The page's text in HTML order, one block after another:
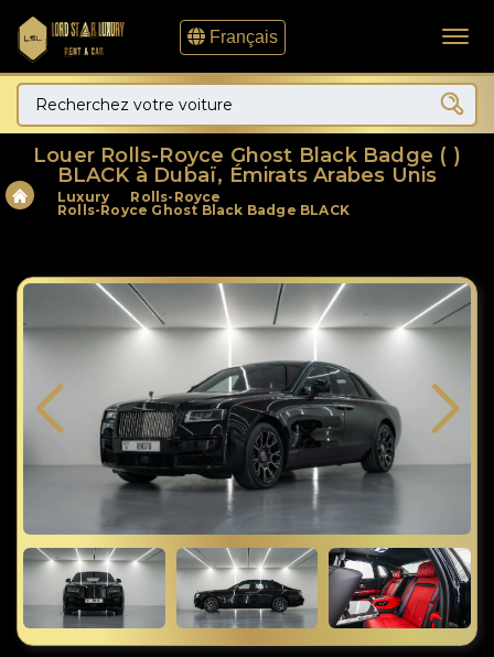
Français
Louer Rolls-Royce Ghost Black Badge ( )
BLACK à Dubaï, Émirats Arabes Unis
Luxury
Rolls-Royce
Rolls-Royce Ghost Black Badge BLACK